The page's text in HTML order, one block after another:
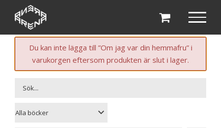
Fortsätt
innehållet
Du kan inte lägga till ”Om jag var din hemmafru” i
varukorgen eftersom produkten är slut i lager.